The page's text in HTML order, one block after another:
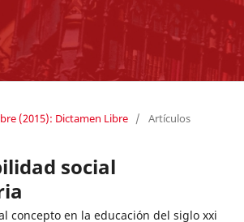
(2015): Dictamen Libre / Artículos
social
concepto en la educación del siglo xxi